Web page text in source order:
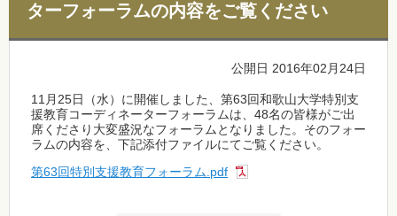
ターフォーラムの内容をご覧ください
公開日 2016年02月24日
11月25日（水）に開催しました、第63回和歌山大学特別支
援教育コーディネーターフォーラムは、48名の皆様がご出
席くださり大変盛況なフォーラムとなりました。そのフォー
ラムの内容を、下記添付ファイルにてご覧ください。
第63回特別支援教育フォーラム.pdf